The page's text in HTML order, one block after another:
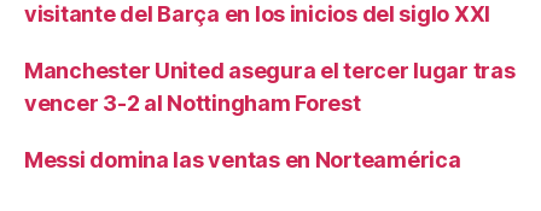
visitante del Barça en los inicios del siglo XXI
Manchester United asegura el tercer lugar tras
vencer 3-2 al Nottingham Forest
Messi domina las ventas en Norteamérica